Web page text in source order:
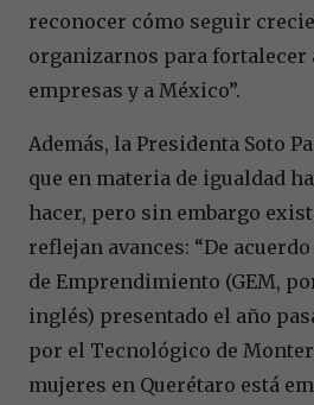
reconocer cómo seguir
organizarnos para fortalecer
empresas y a México”.
Además, la Presidenta Soto
que en materia de igualdad
hacer, pero sin embargo
reflejan avances: “De
de Emprendimiento (GEM,
inglés) presentado el año
por el Tecnológico de
mujeres en Querétaro está